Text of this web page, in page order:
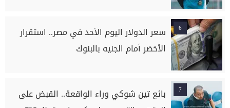
6
سعر الدولار اليوم الأحد في مصر.. استقرار
الأخضر أمام الجنيه بالبنوك
7
بائع تين شوكي وراء الواقعة.. القبض على